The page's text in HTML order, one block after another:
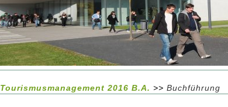
Tourismusmanagement 2016 B.A.>>Buchführung